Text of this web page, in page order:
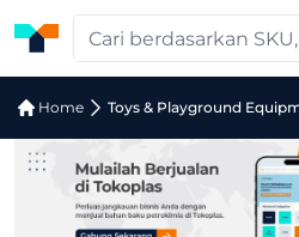
Home Toys & Playground
Pencarian Produk